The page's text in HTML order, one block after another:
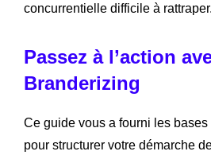
concurrentielle difficile à rattraper.
Passez à l’action
Branderizing
Ce guide vous a fourni les
pour structurer votre démarche